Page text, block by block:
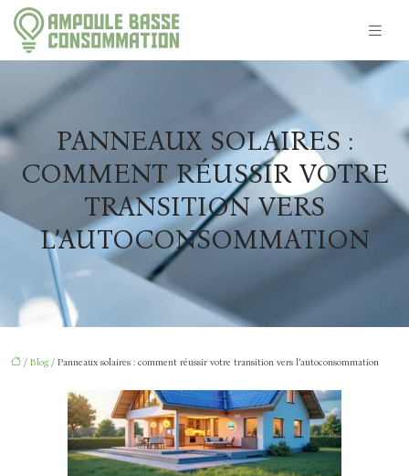
PANNEAUX SOLAIRES :
COMMENT RÉUSSIR VOTRE
TRANSITION VERS
L’AUTOCONSOMMATION
/ Blog / Panneaux solaires : comment réussir votre transition vers l’autoconsommation